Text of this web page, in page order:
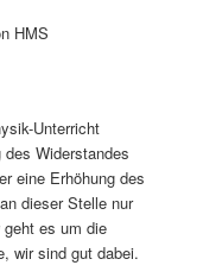
HMS
Unterricht
Widerstandes
eine Erhöhung des
dieser Stelle nur
es um die
wir sind gut dabei.